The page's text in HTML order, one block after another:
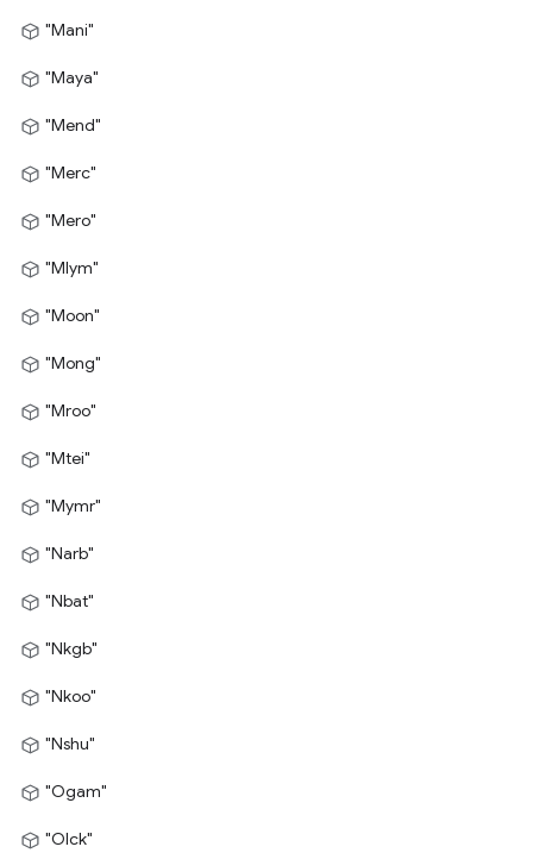
"Mani"
"Maya"
"Mend"
"Merc"
"Mero"
"Mlym"
"Moon"
"Mong"
"Mroo"
"Mtei"
"Mymr"
"Narb"
"Nbat"
"Nkgb"
"Nkoo"
"Nshu"
"Ogam"
"Olck"